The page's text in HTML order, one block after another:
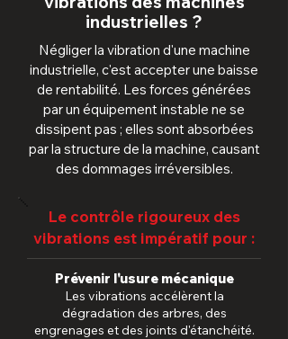
industrielles ?
Négliger la vibration d'une machine
industrielle, c'est accepter une baisse
de rentabilité. Les forces générées
par un équipement instable ne se
dissipent pas ; elles sont absorbées
par la structure de la machine, causant
des dommages irréversibles.
Le contrôle rigoureux des
vibrations est impératif pour :
Prévenir l'usure mécanique
Les vibrations accélèrent la
dégradation des arbres, des
engrenages et des joints d'étanchéité.